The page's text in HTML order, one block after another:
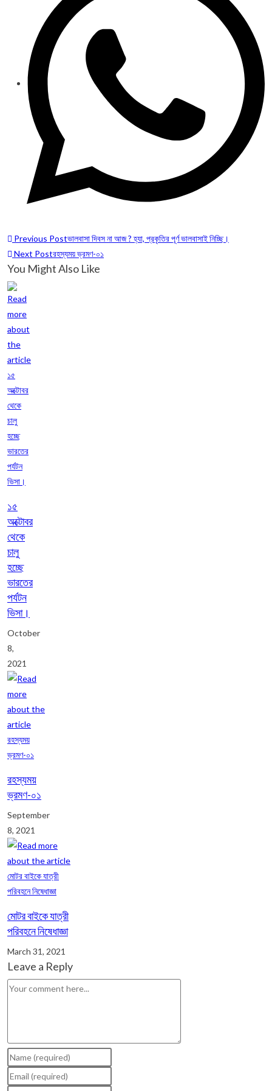
window
Read
more
articles
Previous Postভালবাসা দিবস না আজ ? হ্যা, প্রকৃতির পূর্ণ ভালবাসাই নিচ্ছি।
Next Postরহস্যময় ভ্রমণ-০১
You Might Also Like
১৫
অক্টোবর
থেকে
চালু
হচ্ছে
ভারতের
পর্যটন
ভিসা।
October
8,
2021
রহস্যময়
ভ্রমণ-০১
September
8, 2021
মোটর বাইকে যাত্রী
পরিবহনে নিষেধাজ্ঞা
March 31, 2021
Leave a Reply
Comment
Enter
your
name
Enter
your